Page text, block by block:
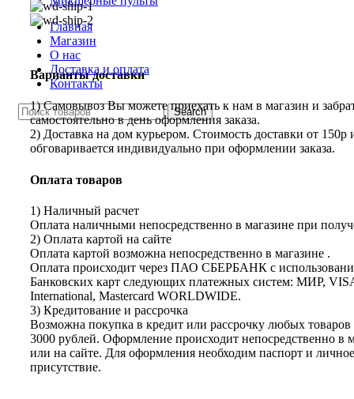
Главная
Магазин
О нас
Доставка и оплата
Контакты
Search
Варианты доставки
1) Самовывоз Вы можете приехать к нам в магазин и
самостоятельно в день оформления заказа.
2) Доставка на дом курьером. Стоимость доставки от 150р
обговаривается индивидуально при оформлении заказа.
Оплата товаров
1) Наличный расчет
Оплата наличными непосредственно в магазине при
2) Оплата картой на сайте
Оплата картой возможна непосредственно в магазине .
Оплата происходит через ПАО СБЕРБАНК с
Банковских карт следующих платежных систем: МИР,
International, Mastercard WORLDWIDE.
3) Кредитование и рассрочка
Возможна покупка в кредит или рассрочку любых
3000 рублей. Оформление происходит непосредственно в
или на сайте. Для оформления необходим паспорт и личное
присутствие.